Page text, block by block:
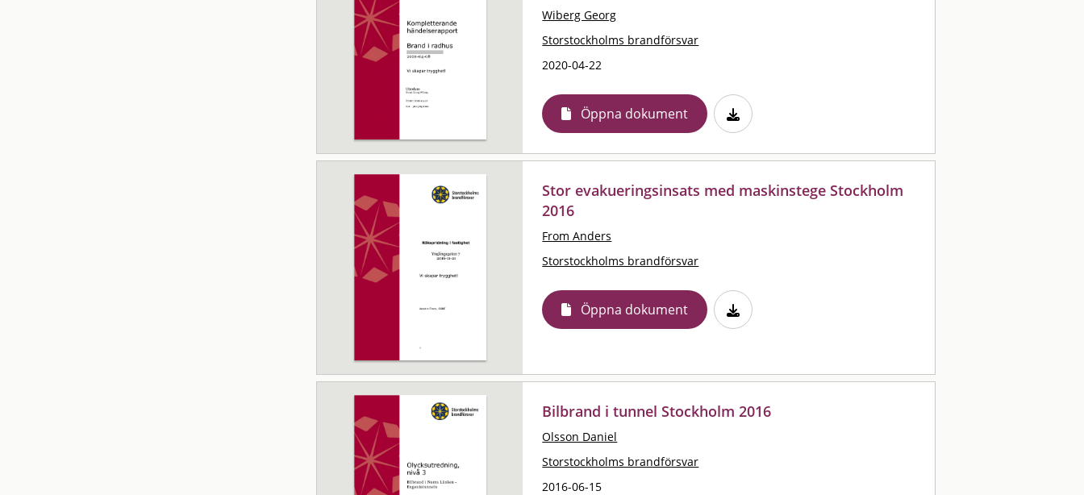
Wiberg Georg
Storstockholms brandförsvar
2020-04-22
Öppna dokument
Stor evakueringsinsats med maskinstege Stockholm
2016
From Anders
Storstockholms brandförsvar
Öppna dokument
Bilbrand i tunnel Stockholm 2016
Olsson Daniel
Storstockholms brandförsvar
2016-06-15